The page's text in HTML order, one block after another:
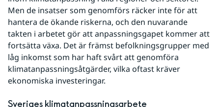
Men de insatser som genomförs räcker inte för att
hantera de ökande riskerna, och den nuvarande
takten i arbetet gör att anpassningsgapet kommer att
fortsätta växa. Det är främst befolkningsgrupper med
låg inkomst som har haft svårt att genomföra
klimatanpassningsåtgärder, vilka oftast kräver
ekonomiska investeringar.
Sveriges klimatanpassningsarbete